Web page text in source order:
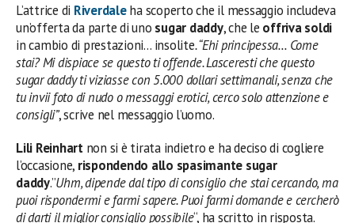
L’attrice di Riverdaleha scoperto che il messaggio includeva
un’offerta da parte di uno sugar daddy, che le offriva soldi
in cambio di prestazioni… insolite. “Ehi principessa… Come
stai? Mi dispiace se questo ti offende. Lasceresti che questo
sugar daddy ti viziasse con 5.000 dollari settimanali, senza che
tu invii foto di nudo o messaggi erotici, cerco solo attenzione e
consigli”, scrive nel messaggio l’uomo.
Lili Reinhartnon si è tirata indietro e ha deciso di cogliere
l’occasione, rispondendo allo spasimante sugar
daddy.”Uhm, dipende dal tipo di consiglio che stai cercando, ma
puoi rispondermi e farmi sapere. Puoi farmi domande e cercherò
di darti il miglior consiglio possibile“, ha scritto in risposta.